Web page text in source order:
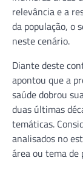
relevância e a
da população, o
neste cenário.
Diante deste
apontou que a
saúde dobrou
duas últimas
temáticas.
analisados no
área ou tema de